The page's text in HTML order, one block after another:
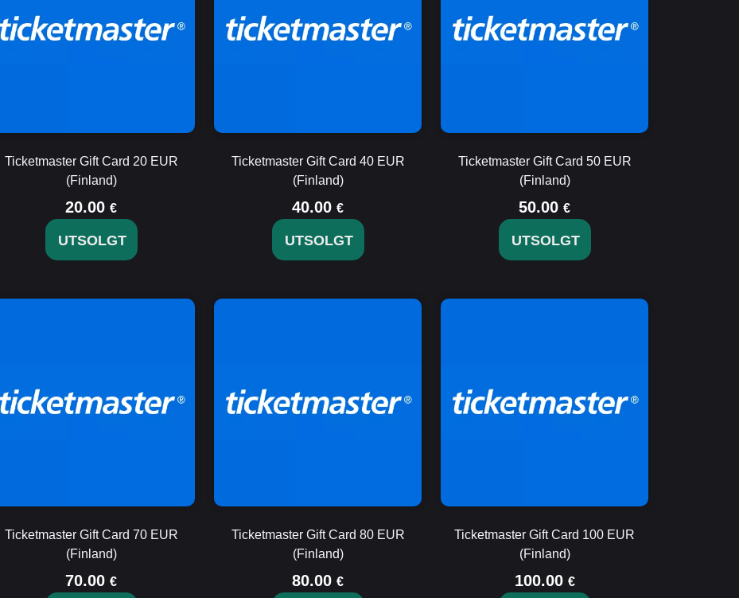
Ticketmaster Gift Card 20 EUR
(Finland)
20.00 €
UTSOLGT
Ticketmaster Gift Card 40 EUR
(Finland)
40.00 €
UTSOLGT
Ticketmaster Gift Card 50 EUR
(Finland)
50.00 €
UTSOLGT
Ticketmaster Gift Card 70 EUR
(Finland)
70.00 €
Ticketmaster Gift Card 80 EUR
(Finland)
80.00 €
Ticketmaster Gift Card 100 EUR
(Finland)
100.00 €